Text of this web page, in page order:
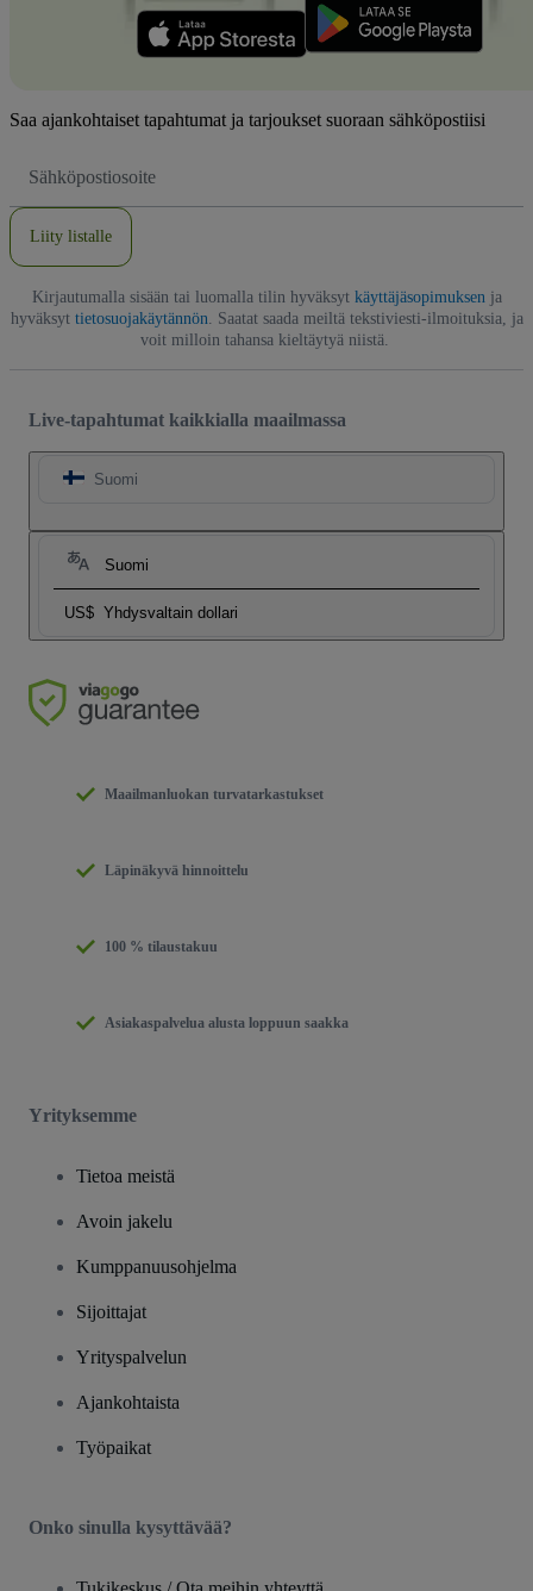
Saa ajankohtaiset tapahtumat ja tarjoukset suoraan sähköpostiisi
Liity listalle
Kirjautumalla sisään tai luomalla tilin hyväksyt käyttäjäsopimuksen ja
hyväksyt tietosuojakäytännön . Saatat saada meiltä tekstiviesti-ilmoituksia, ja
voit milloin tahansa kieltäytyä niistä.
Live-tapahtumat kaikkialla maailmassa
Suomi
Suomi
US$ Yhdysvaltain dollari
Maailmanluokan turvatarkastukset
Läpinäkyvä hinnoittelu
100 % tilaustakuu
Asiakaspalvelua alusta loppuun saakka
Yrityksemme
Tietoa meistä
Avoin jakelu
Kumppanuusohjelma
Sijoittajat
Yrityspalvelun
Ajankohtaista
Työpaikat
Onko sinulla kysyttävää?